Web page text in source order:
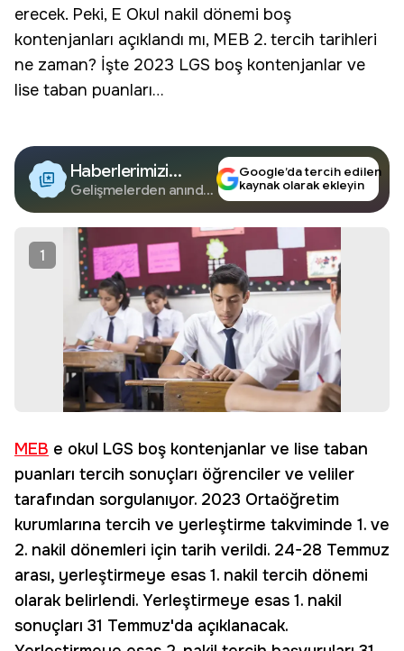
erecek. Peki, E Okul nakil dönemi boş
kontenjanları açıklandı mı, MEB 2. tercih tarihleri
ne zaman? İşte 2023 LGS boş kontenjanlar ve
lise taban puanları…
Haberlerimizi
Google'da Takip
Edin
Gelişmelerden anında
Google’da tercih edilen
kaynak olarak ekleyin
1
MEB e okul LGS boş kontenjanlar ve lise taban
puanları tercih sonuçları öğrenciler ve veliler
tarafından sorgulanıyor. 2023 Ortaöğretim
kurumlarına tercih ve yerleştirme takviminde 1. ve
2. nakil dönemleri için tarih verildi. 24-28 Temmuz
arası, yerleştirmeye esas 1. nakil tercih dönemi
olarak belirlendi. Yerleştirmeye esas 1. nakil
sonuçları 31 Temmuz'da açıklanacak.